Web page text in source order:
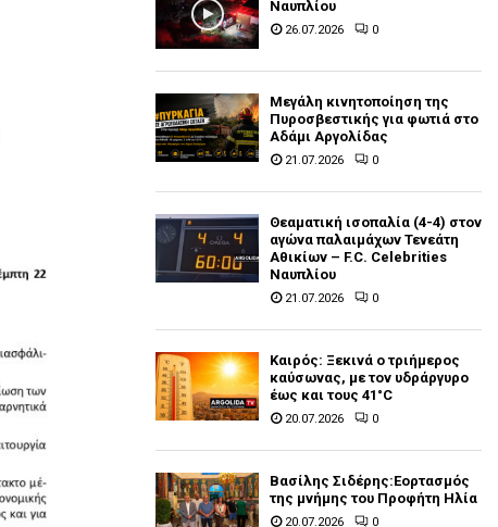
Ναυπλίου
26.07.2026 0
Μεγάλη κινητοποίηση της
Πυροσβεστικής για φωτιά στο
Αδάμι Αργολίδας
21.07.2026 0
Θεαματική ισοπαλία (4-4) στον
αγώνα παλαιμάχων Τενεάτη
Αθικίων – F.C. Celebrities
Ναυπλίου
21.07.2026 0
Καιρός: Ξεκινά ο τριήμερος
καύσωνας, με τον υδράργυρο
έως και τους 41°C
20.07.2026 0
Βασίλης Σιδέρης:Εορτασμός
της μνήμης του Προφήτη Ηλία
20.07.2026 0